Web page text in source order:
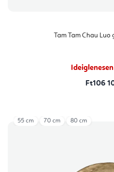
Tam Tam Chau
Ft106
55 cm 70 cm 80 cm